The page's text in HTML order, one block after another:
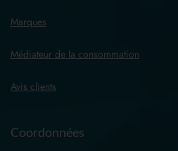
Marques
Médiateur de la consommation
Avis clients
Coordonnées